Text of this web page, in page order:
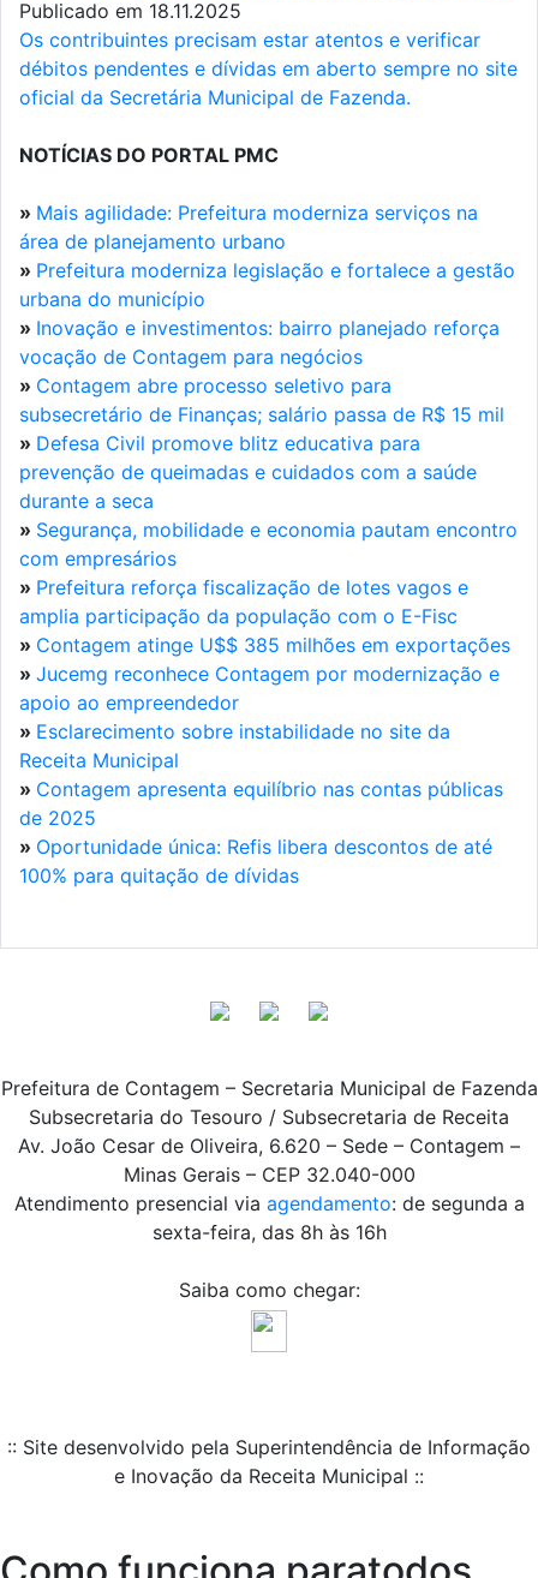
Publicado em 18.11.2025
Os contribuintes precisam estar atentos e verificar
débitos pendentes e dívidas em aberto sempre no site
oficial da Secretária Municipal de Fazenda.
NOTÍCIAS DO PORTAL PMC
» Mais agilidade: Prefeitura moderniza serviços na
área de planejamento urbano
» Prefeitura moderniza legislação e fortalece a gestão
urbana do município
» Inovação e investimentos: bairro planejado reforça
vocação de Contagem para negócios
» Contagem abre processo seletivo para
subsecretário de Finanças; salário passa de R$ 15 mil
» Defesa Civil promove blitz educativa para
prevenção de queimadas e cuidados com a saúde
durante a seca
» Segurança, mobilidade e economia pautam encontro
com empresários
» Prefeitura reforça fiscalização de lotes vagos e
amplia participação da população com o E-Fisc
» Contagem atinge U$$ 385 milhões em exportações
» Jucemg reconhece Contagem por modernização e
apoio ao empreendedor
» Esclarecimento sobre instabilidade no site da
Receita Municipal
» Contagem apresenta equilíbrio nas contas públicas
de 2025
» Oportunidade única: Refis libera descontos de até
100% para quitação de dívidas
Prefeitura de Contagem – Secretaria Municipal de Fazenda
Subsecretaria do Tesouro / Subsecretaria de Receita
Av. João Cesar de Oliveira, 6.620 – Sede – Contagem –
Minas Gerais – CEP 32.040-000
Atendimento presencial via agendamento: de segunda a
sexta-feira, das 8h às 16h
Saiba como chegar:
:: Site desenvolvido pela Superintendência de Informação
e Inovação da Receita Municipal ::